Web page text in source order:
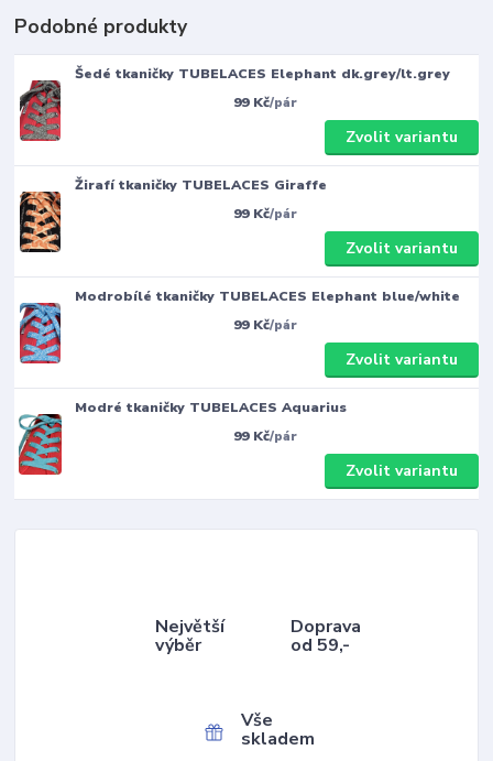
Podobné produkty
Šedé tkaničky TUBELACES Elephant dk.grey/lt.grey
99 Kč/pár
Zvolit variantu
Žirafí tkaničky TUBELACES Giraffe
99 Kč/pár
Zvolit variantu
Modrobílé tkaničky TUBELACES Elephant blue/white
99 Kč/pár
Zvolit variantu
Modré tkaničky TUBELACES Aquarius
99 Kč/pár
Zvolit variantu
Největší
výběr
Doprava
od 59,-
Vše
skladem